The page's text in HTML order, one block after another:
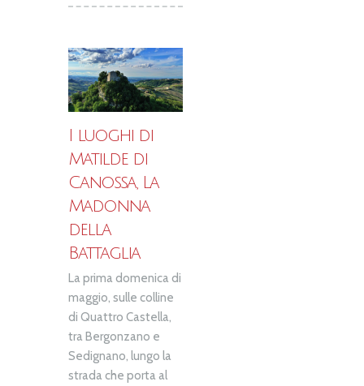
I luoghi di
Matilde di
Canossa, La
Madonna
della
Battaglia
La prima domenica di
maggio, sulle colline
di Quattro Castella,
tra Bergonzano e
Sedignano, lungo la
strada che porta al